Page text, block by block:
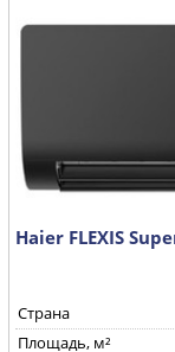
Haier FLEXIS
Страна
Площадь, м²